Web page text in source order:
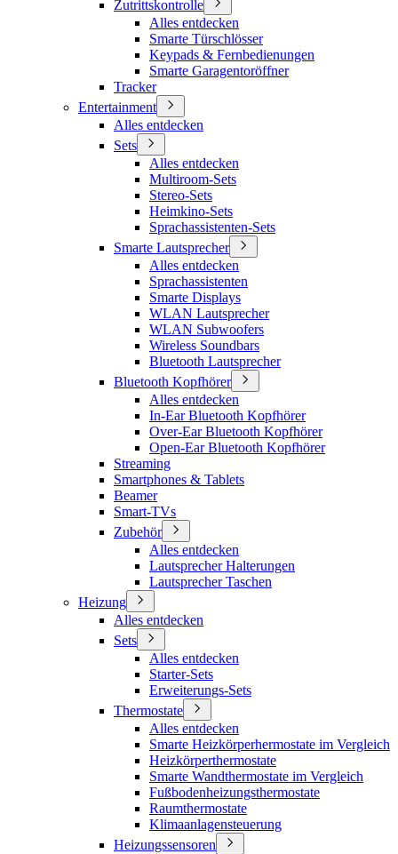
Zutrittskontrolle
Alles entdecken
Smarte Türschlösser
Keypads & Fernbedienungen
Smarte Garagentoröffner
Tracker
Entertainment
Alles entdecken
Sets
Alles entdecken
Multiroom-Sets
Stereo-Sets
Heimkino-Sets
Sprachassistenten-Sets
Smarte Lautsprecher
Alles entdecken
Sprachassistenten
Smarte Displays
WLAN Lautsprecher
WLAN Subwoofers
Wireless Soundbars
Bluetooth Lautsprecher
Bluetooth Kopfhörer
Alles entdecken
In-Ear Bluetooth Kopfhörer
Over-Ear Bluetooth Kopfhörer
Open-Ear Bluetooth Kopfhörer
Streaming
Smartphones & Tablets
Beamer
Smart-TVs
Zubehör
Alles entdecken
Lautsprecher Halterungen
Lautsprecher Taschen
Heizung
Alles entdecken
Sets
Alles entdecken
Starter-Sets
Erweiterungs-Sets
Thermostate
Alles entdecken
Smarte Heizkörperhermostate im Vergleich
Heizkörperthermostate
Smarte Wandthermostate im Vergleich
Fußbodenheizungsthermostate
Raumthermostate
Klimaanlagensteuerung
Heizungssensoren